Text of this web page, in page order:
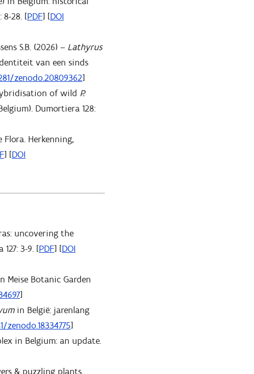
28. [PDF] [DOI
S.B. (2026) – Lathyrus
van een sinds
zenodo.20809362]
of wild P.
Dumortiera 128:
Flora. Herkenning,
] [DOI
uncovering the
3-9. [PDF] [DOI
Meise Botanic Garden
]
in België: jarenlang
zenodo.18334775]
in Belgium: an update.
& puzzling plants.